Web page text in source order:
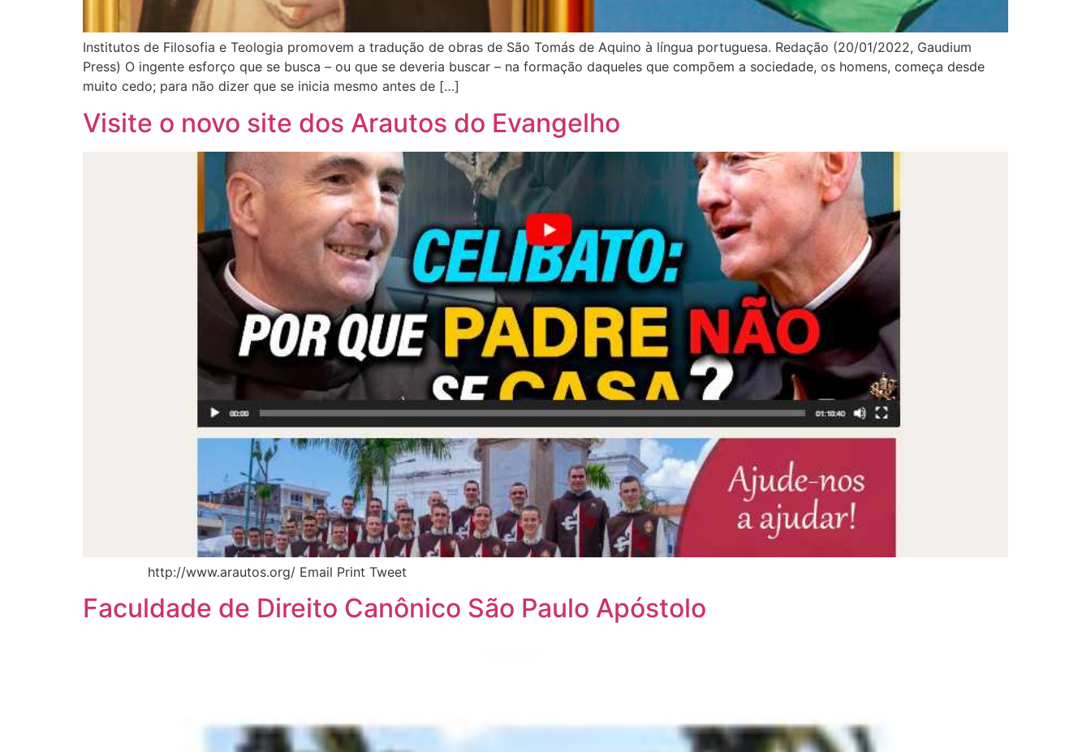
Institutos de Filosofia e Teologia promovem a tradução de obras de São Tomás de Aquino à língua portuguesa. Redação (20/01/2022, Gaudium
Press) O ingente esforço que se busca – ou que se deveria buscar – na formação daqueles que compõem a sociedade, os homens, começa desde
muito cedo; para não dizer que se inicia mesmo antes de […]
Visite o novo site dos Arautos do Evangelho
http://www.arautos.org/ Email Print Tweet
Faculdade de Direito Canônico São Paulo Apóstolo